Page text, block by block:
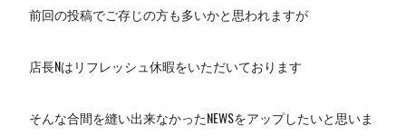
前回の投稿でご存じの方も多いかと思われますが
店長Nはリフレッシュ休暇をいただいております
そんな合間を縫い出来なかったNEWSをアップしたいと思いま